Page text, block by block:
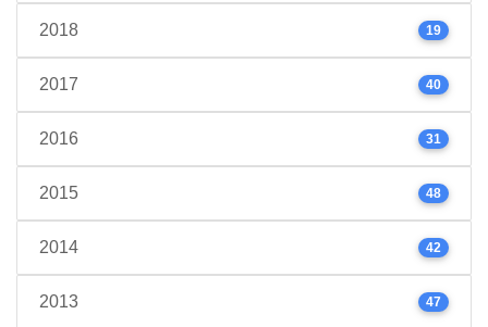
2018 19
2017 40
2016 31
2015 48
2014 42
2013 47